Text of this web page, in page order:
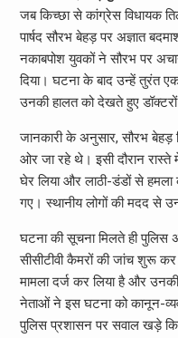
जब किच्छा से कांग्रेस विधायक
पार्षद सौरभ बेहड़ पर अज्ञात
नकाबपोश युवकों ने सौरभ पर
दिया। घटना के बाद उन्हें तुरंत
उनकी हालत को देखते हुए
जानकारी के अनुसार, सौरभ बेहड़
ओर जा रहे थे। इसी दौरान रास्ते
घेर लिया और लाठी-डंडों से हमला
गए। स्थानीय लोगों की मदद से
घटना की सूचना मिलते ही
सीसीटीवी कैमरों की जांच शुरू
मामला दर्ज कर लिया है और
नेताओं ने इस घटना को कानून-
पुलिस प्रशासन पर सवाल खड़े